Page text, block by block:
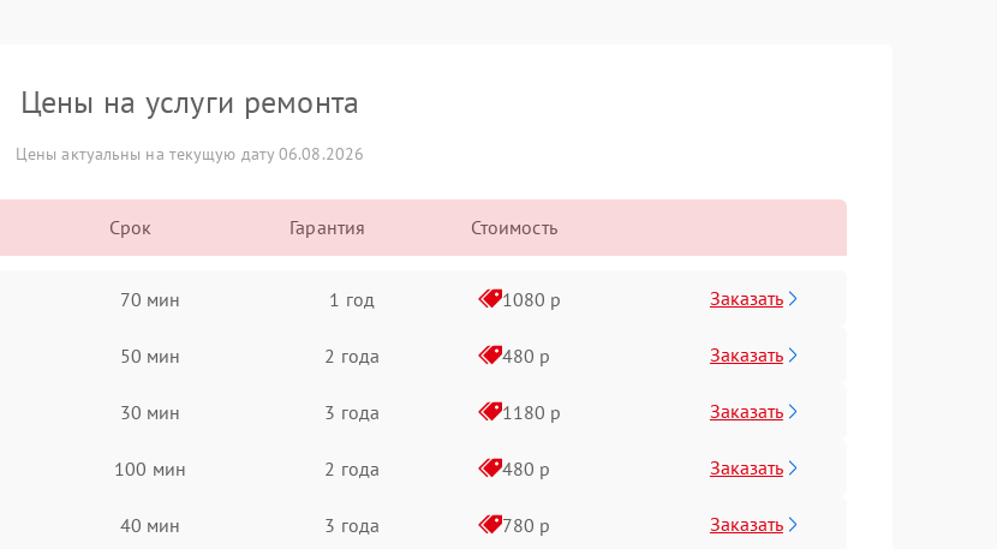
Цены на услуги ремонта
Цены актуальны на текущую дату 06.08.2026
Срок Гарантия Стоимость
70 мин 1 год 1080 р Заказать
50 мин 2 года 480 р Заказать
30 мин 3 года 1180 р Заказать
100 мин 2 года 480 р Заказать
40 мин 3 года 780 р Заказать